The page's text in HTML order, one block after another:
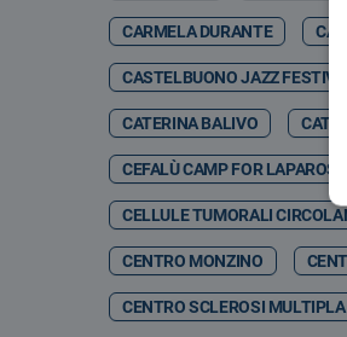
CARMELA DURANTE
CASTELBUONO JAZZ FESTIVAL
CATERINA BALIVO
CEFALÙ CAMP FOR
CELLULE TUMORALI
CENTRO MONZINO
CENTRO SCLEROSI MULTIPLA